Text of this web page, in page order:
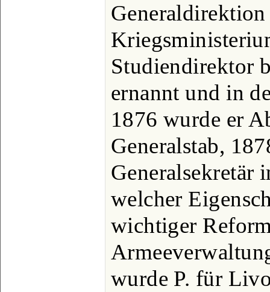
Studiendirektor
ernannt und in
1876 wurde er
Generalstab,
Generalsekretär
welcher
wichtiger
wurde P. für